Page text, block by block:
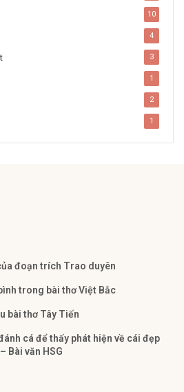
10
4
3
1
2
1
đoạn trích Trao duyên
trong bài thơ Việt Bắc
bài thơ Tây Tiến
cá để thấy phát hiện về cái đẹp
Bài văn HSG